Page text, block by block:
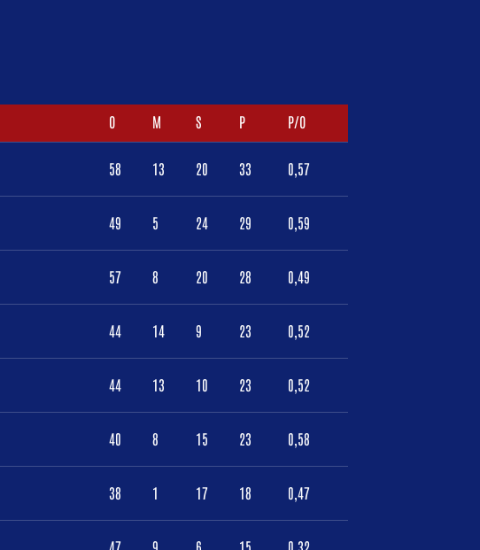
O M S P P/O
58 13 20 33 0,57
49 5 24 29 0,59
57 8 20 28 0,49
44 14 9 23 0,52
44 13 10 23 0,52
40 8 15 23 0,58
38 1 17 18 0,47